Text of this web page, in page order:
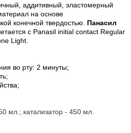
аддитивный, эластомерный
на основе
конечной твердостью. Панасил
с Panasil initial contact Regular
Light.
во рту: 2 минуты;
мл.; катализатор - 450 мл.